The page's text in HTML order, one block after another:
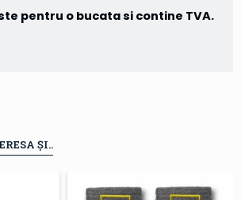
pentru o bucata si contine TVA.
ȘI..